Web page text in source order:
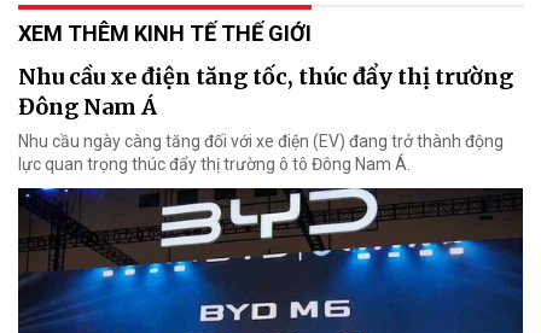
XEM THÊM KINH TẾ THẾ GIỚI
Nhu cầu xe điện tăng tốc, thúc đẩy thị trường
Đông Nam Á
Nhu cầu ngày càng tăng đối với xe điện (EV) đang trở thành động
lực quan trọng thúc đẩy thị trường ô tô Đông Nam Á.